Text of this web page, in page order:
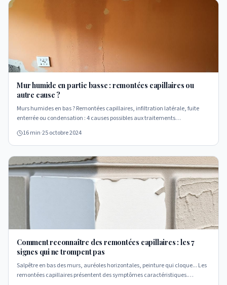
Mur humide en partie basse : remontées capillaires ou
autre cause ?
Murs humides en bas ? Remontées capillaires, infiltration latérale, fuite
enterrée ou condensation : 4 causes possibles aux traitements
comparés et erreurs à éviter.
16 min·25 octobre 2024
Comment reconnaître des remontées capillaires : les 7
signes qui ne trompent pas
Salpêtre en bas des murs, auréoles horizontales, peinture qui cloque... Les
remontées capillaires présentent des symptômes caractéristiques.